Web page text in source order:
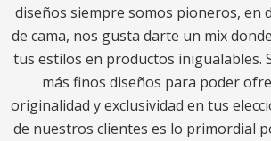
diseños siempre somos pioneros, en
de cama, nos gusta darte un mix
tus estilos en productos inigualables.
más finos diseños para poder
originalidad y exclusividad en tus
de nuestros clientes es lo primordial